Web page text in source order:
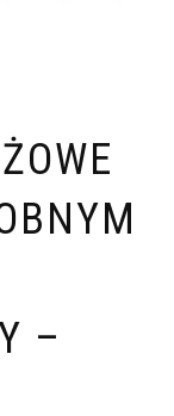
–